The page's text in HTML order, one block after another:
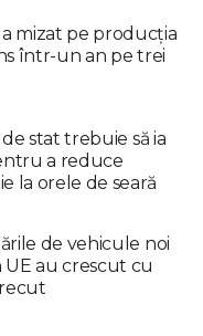
mizat pe producția
într-un an pe trei
stat trebuie să ia
a reduce
la orele de seară
de vehicule noi
au crescut cu